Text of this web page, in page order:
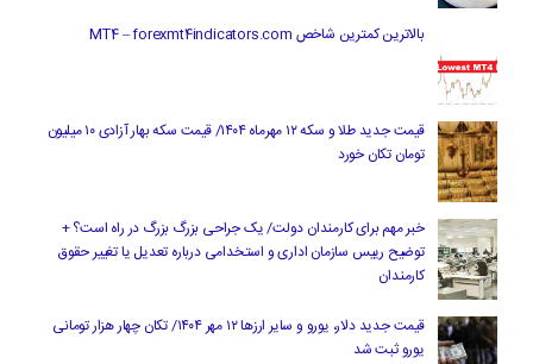
بالاترین کمترین شاخص MT4 – forexmt4indicators.com
قیمت جدید طلا و سکه ۱۲ مهرماه ۱۴۰۴/ قیمت سکه بهار آزادی ۱۰ میلیون
تومان تکان خورد
خبر مهم برای کارمندان دولت/ یک جراحی بزرگ بزرگ در راه است؟ +
توضیح رییس سازمان اداری و استخدامی درباره تعدیل یا تغییر حقوق
کارمندان
قیمت جدید دلار، یورو و سایر ارزها ۱۲ مهر ۱۴۰۴/ تکان چهار هزار تومانی
یورو ثبت شد